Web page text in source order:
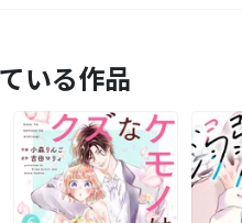
いる作品